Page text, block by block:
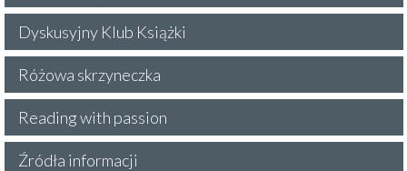
Dyskusyjny Klub Książki
Różowa skrzyneczka
Reading with passion
Źródła informacji